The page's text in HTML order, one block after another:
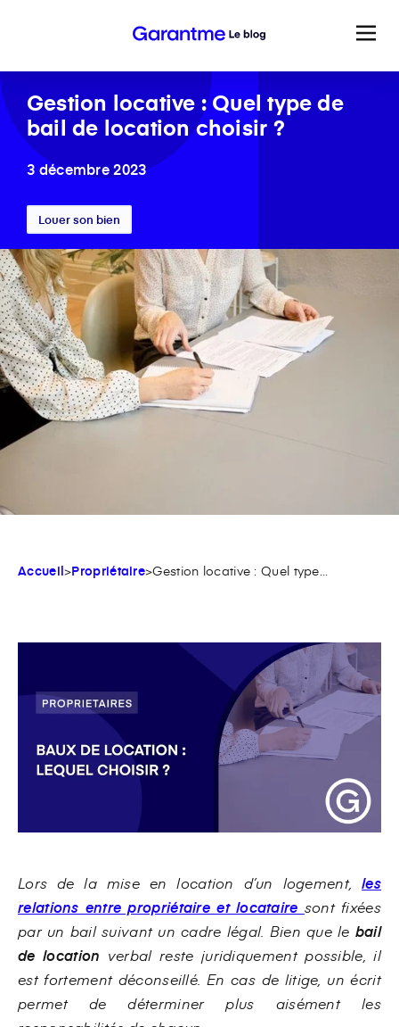
Gestion locative : Quel type de
bail de location choisir ?
3 décembre 2023
Louer son bien
Accueil>Propriétaire>Gestion locative : Quel type...
Lors de la mise en location d’un logement,les
relations entre propriétaire et locataire sont fixées
par un bail suivant un cadre légal. Bien que le bail
de location verbal reste juridiquement possible, il
est fortement déconseillé. En cas de litige, un écrit
permet de déterminer plus aisément les